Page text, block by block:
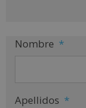
Nombre *
Apellidos *